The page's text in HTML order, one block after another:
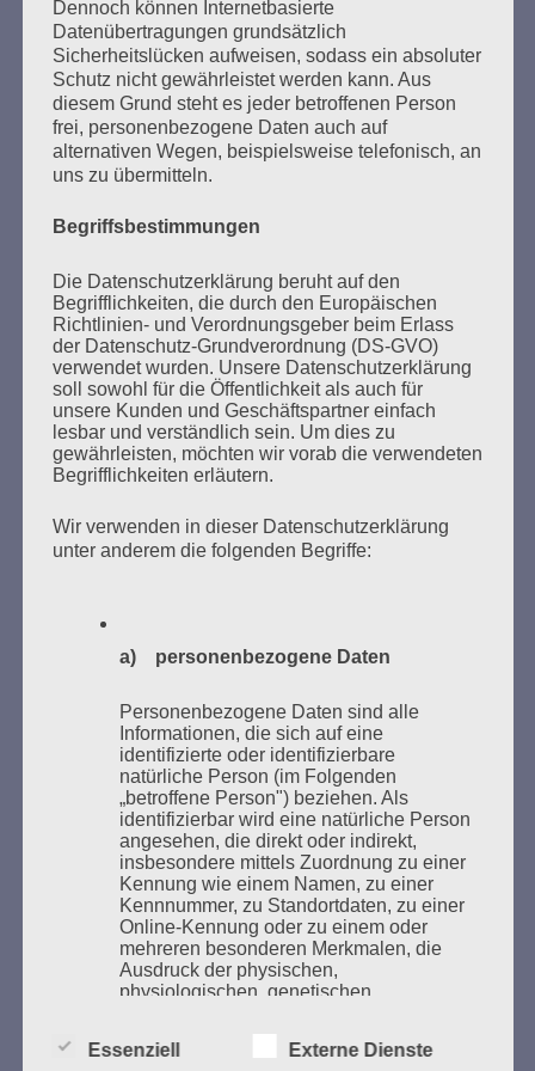
SUCHEN
NACH:
MARATHONLESUNG AUS DEN
Donnerstag, 21. Mai 2026, 11 – 18 Uhr
Zum 26. Mal gibt es eine Marathonlesung anlässlich
des Gedenkens an die Verbrennung von Büchern am
Studentenorganisationen und Burschenschaftler
Bücher verbrannten.
Weitere Informationen:
GEDENKEN UND ERINNERN BEGINNT IN
UNSERER NACHBARSCHAFT
Zum 13. Monat des Gedenkens in Hamburg-
Eimsbüttel
Dennoch können Internetbasierte
Datenübertragungen grundsätzlich
Sicherheitslücken aufweisen, sodass ein absoluter
Schutz nicht gewährleistet werden kann. Aus
diesem Grund steht es jeder betroffenen Person
frei, personenbezogene Daten auch auf
alternativen Wegen, beispielsweise telefonisch, an
uns zu übermitteln.
Begriffsbestimmungen
Die Datenschutzerklärung beruht auf den
Begrifflichkeiten, die durch den Europäischen
Richtlinien- und Verordnungsgeber beim Erlass
der Datenschutz-Grundverordnung (DS-GVO)
verwendet wurden. Unsere Datenschutzerklärung
soll sowohl für die Öffentlichkeit als auch für
unsere Kunden und Geschäftspartner einfach
lesbar und verständlich sein. Um dies zu
gewährleisten, möchten wir vorab die verwendeten
Begrifflichkeiten erläutern.
Wir verwenden in dieser Datenschutzerklärung
unter anderem die folgenden Begriffe:
a) personenbezogene Daten
Personenbezogene Daten sind alle
Informationen, die sich auf eine
identifizierte oder identifizierbare
natürliche Person (im Folgenden
„betroffene Person") beziehen. Als
identifizierbar wird eine natürliche Person
angesehen, die direkt oder indirekt,
insbesondere mittels Zuordnung zu einer
Kennung wie einem Namen, zu einer
Kennnummer, zu Standortdaten, zu einer
Online-Kennung oder zu einem oder
mehreren besonderen Merkmalen, die
Ausdruck der physischen,
physiologischen, genetischen,
Person sind, identifiziert werden kann.
Essenziell Externe Dienste